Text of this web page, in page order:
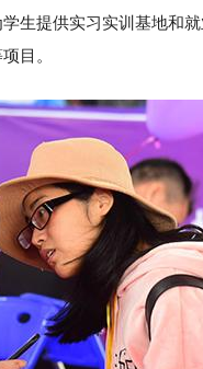
生提供实习实训基地和
目。